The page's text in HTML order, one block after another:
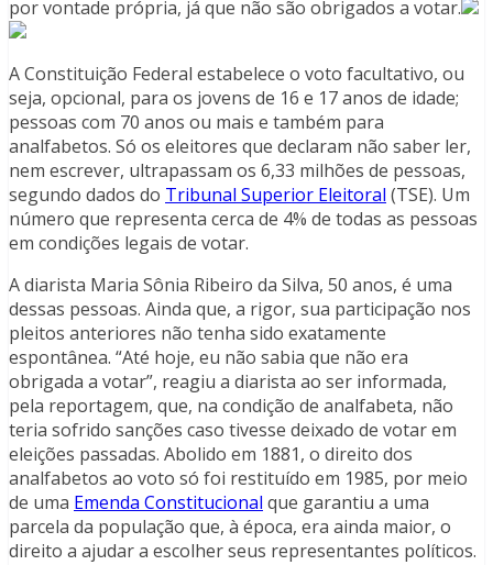
por vontade própria, já que não são obrigados a votar.
A Constituição Federal estabelece o voto facultativo, ou
seja, opcional, para os jovens de 16 e 17 anos de idade;
pessoas com 70 anos ou mais e também para
analfabetos. Só os eleitores que declaram não saber ler,
nem escrever, ultrapassam os 6,33 milhões de pessoas,
segundo dados do Tribunal Superior Eleitoral (TSE). Um
número que representa cerca de 4% de todas as pessoas
em condições legais de votar.
A diarista Maria Sônia Ribeiro da Silva, 50 anos, é uma
dessas pessoas. Ainda que, a rigor, sua participação nos
pleitos anteriores não tenha sido exatamente
espontânea. “Até hoje, eu não sabia que não era
obrigada a votar”, reagiu a diarista ao ser informada,
pela reportagem, que, na condição de analfabeta, não
teria sofrido sanções caso tivesse deixado de votar em
eleições passadas. Abolido em 1881, o direito dos
analfabetos ao voto só foi restituído em 1985, por meio
de uma Emenda Constitucional que garantiu a uma
parcela da população que, à época, era ainda maior, o
direito a ajudar a escolher seus representantes políticos.